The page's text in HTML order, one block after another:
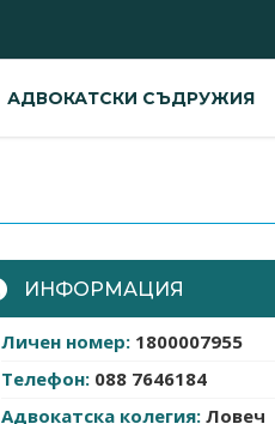
АДВОКАТСКИ СЪДРУЖИЯ
ИНФОРМАЦИЯ
Личен номер: 1800007955
Телефон: 088 7646184
Адвокатска колегия: Ловеч